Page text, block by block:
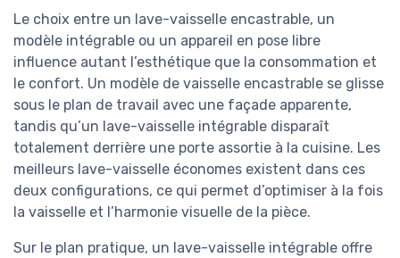
Le choix entre un lave-vaisselle encastrable, un
modèle intégrable ou un appareil en pose libre
influence autant l’esthétique que la consommation et
le confort. Un modèle de vaisselle encastrable se glisse
sous le plan de travail avec une façade apparente,
tandis qu’un lave-vaisselle intégrable disparaît
totalement derrière une porte assortie à la cuisine. Les
meilleurs lave-vaisselle économes existent dans ces
deux configurations, ce qui permet d’optimiser à la fois
la vaisselle et l’harmonie visuelle de la pièce.
Sur le plan pratique, un lave-vaisselle intégrable offre